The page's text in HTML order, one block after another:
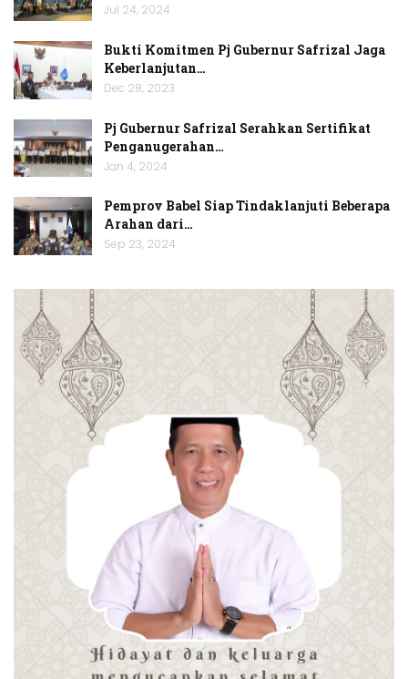
Jul 24, 2024
Bukti Komitmen Pj Gubernur Safrizal Jaga
Keberlanjutan…
Dec 28, 2023
Pj Gubernur Safrizal Serahkan Sertifikat
Penganugerahan…
Jan 4, 2024
Pemprov Babel Siap Tindaklanjuti Beberapa
Arahan dari…
Sep 23, 2024